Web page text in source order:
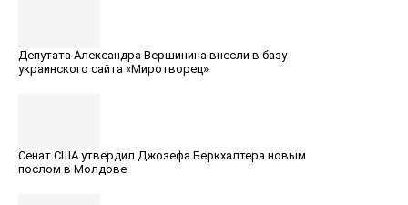
Депутата Александра Вершинина внесли в базу
украинского сайта «Миротворец»
Сенат США утвердил Джозефа Беркхалтера новым
послом в Молдове